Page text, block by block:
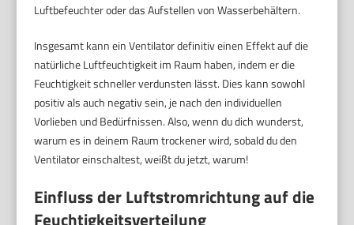
Luftbefeuchter oder das Aufstellen von Wasserbehältern.
Insgesamt kann ein Ventilator definitiv einen Effekt auf die
natürliche Luftfeuchtigkeit im Raum haben, indem er die
Feuchtigkeit schneller verdunsten lässt. Dies kann sowohl
positiv als auch negativ sein, je nach den individuellen
Vorlieben und Bedürfnissen. Also, wenn du dich wunderst,
warum es in deinem Raum trockener wird, sobald du den
Ventilator einschaltest, weißt du jetzt, warum!
Einfluss der Luftstromrichtung auf die
Feuchtigkeitsverteilung